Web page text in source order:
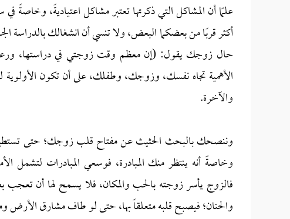
علمًا أن المشاكل التي ذكرتها تعتبر مشاكل اعتياديةً،
أكثر قربًا من بعضكما البعض، ولا تنسي أن انشغالك
حال زوجك يقول: (إن معظم وقت زوجتي في دراستها،
الأهمية تجاه نفسك، وزوجك، وطفلك، على أن تكون الأولوية
والآخرة.
وننصحك بالبحث الحثيث عن مفتاح قلب زوجك؛ حتى
وخاصةً أنه ينتظر منك المبادرة، فوسعي المبادرات لتشمل
فالزوج يأسر زوجته بالحب والمكان، فلا يسمح لها أن تعجب
والحنان؛ فيصبح قلبه متعلقاً بها، حتى لو طاف مشارق الأرض